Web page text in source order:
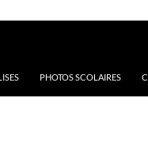
PHOTOS SCOLAIRES